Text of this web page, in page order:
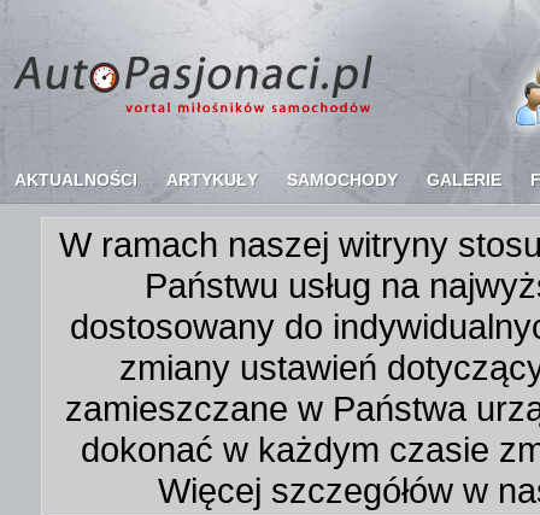
AKTUALNOŚCI ARTYKUŁY SAMOCHODY GALERIE
W ramach naszej witryny
Państwu usług na
dostosowany do
zmiany ustawień
zamieszczane w Państwa
dokonać w każdym czasie
Więcej szczegółów w